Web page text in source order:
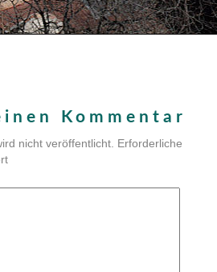
Kommentar
nicht veröffentlicht. Erforderliche